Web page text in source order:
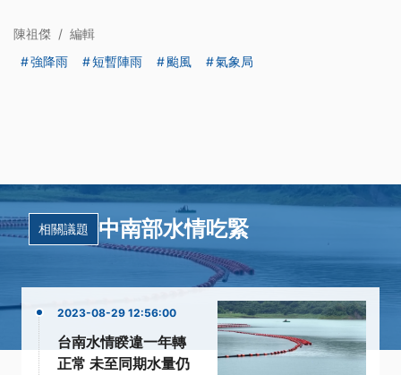
陳祖傑 / 編輯
強降雨
短暫陣雨 颱風 氣象局
相關議題 中南部水情吃緊
2023-08-29 12:56:00
台南水情睽違一年轉
正常 未至同期水量仍